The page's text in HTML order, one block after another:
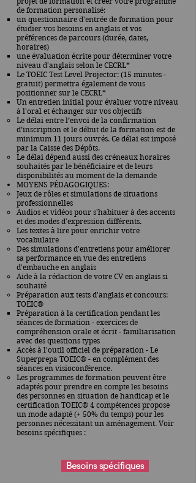
de formation personalisé:
un questionnaire d'entrée de formation pour
étudier vos besoins en anglais et vos
préférences de parcours (durée, dates,
horaires)
une évaluation écrite pour déterminer votre
niveau d'anglais selon le CECRL*
Le TOEIC Test Level Projector: (15 minutes -
gratuit) permettra également de vous
positionner sur le CECRL*
Un entretien initial pour évaluer votre niveau
à l'oral et échanger sur vos objectifs
Le délai entre l’envoi de la confirmation
d’inscription et le début de la formation est de
minimum 11 jours ouvrés. Ce délai est imposé
par la Caisse des Dépôts.
Le délai dépend aussi des créneaux horaires
souhaités par le bénéficiaire et de leurs
disponibilités au moment de la demande
MOYENS PÉDAGOGIQUES:
Jeux de rôles et simulations de situations
professionnelles
Audios et vidéos pour s'habituer à des accents
et des modes d'expression différents.
Les textes à lire pour enrichir votre
vocabulaire
Des simulations d'entretiens pour améliorer
sa performance en vue des entretiens
d'embauche en anglais
Aide à la rédaction de votre CV en anglais si
souhaité
Préparation aux tests d'anglais et concours:
TOEIC®
Préparation à la certification pendant les
séances de formation - exercices de
compréhension orale et écrit - familiarisation
avec des questions types
Accès à l'outil officiel de préparation - Le
Superprepa TOEIC® - en complément des
séances en visioconférence.
Les programmes de formation peuvent être
adaptés pour prendre en compte les besoins
des personnes en situation de handicap et le
certification TOEIC® 4 compétences propose
un mode adapté (+ 50% du temps) pour les
personnes nécessitant un aménagement. Voir
besoins spécifiques :
Besoins spécifiques